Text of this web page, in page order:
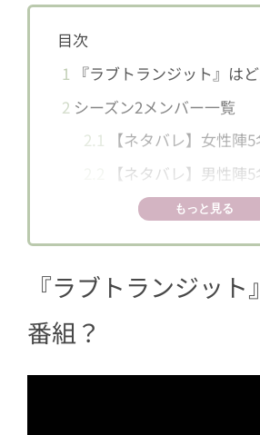
目次
1 『ラブトランジット』は
2 シーズン2メンバー一覧
2.1 【ネタバレ】女性陣5
【ネタバレ】男性陣5
第1話ネタバレ／別れの原
いメンバーは8名
3.2
3.3エリカ×セカイ×ま
もっと見る
『ラブトランジッ
番組？